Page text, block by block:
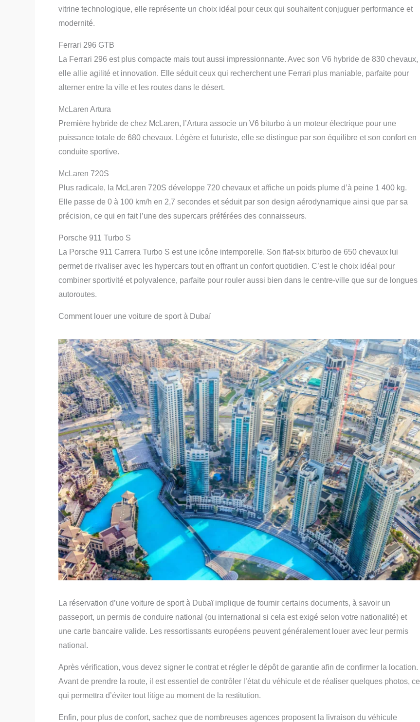
vitrine technologique, elle représente un choix idéal pour ceux qui souhaitent conjuguer performance et
modernité.
Ferrari 296 GTB
La Ferrari 296 est plus compacte mais tout aussi impressionnante. Avec son V6 hybride de 830 chevaux,
elle allie agilité et innovation. Elle séduit ceux qui recherchent une Ferrari plus maniable, parfaite pour
alterner entre la ville et les routes dans le désert.
McLaren Artura
Première hybride de chez McLaren, l’Artura associe un V6 biturbo à un moteur électrique pour une
puissance totale de 680 chevaux. Légère et futuriste, elle se distingue par son équilibre et son confort en
conduite sportive.
McLaren 720S
Plus radicale, la McLaren 720S développe 720 chevaux et affiche un poids plume d’à peine 1 400 kg.
Elle passe de 0 à 100 km/h en 2,7 secondes et séduit par son design aérodynamique ainsi que par sa
précision, ce qui en fait l’une des supercars préférées des connaisseurs.
Porsche 911 Turbo S
La Porsche 911 Carrera Turbo S est une icône intemporelle. Son flat-six biturbo de 650 chevaux lui
permet de rivaliser avec les hypercars tout en offrant un confort quotidien. C’est le choix idéal pour
combiner sportivité et polyvalence, parfaite pour rouler aussi bien dans le centre-ville que sur de longues
autoroutes.
Comment louer une voiture de sport à Dubaï
La réservation d’une voiture de sport à Dubaï implique de fournir certains documents, à savoir un
passeport, un permis de conduire national (ou international si cela est exigé selon votre nationalité) et
une carte bancaire valide. Les ressortissants européens peuvent généralement louer avec leur permis
national.
Après vérification, vous devez signer le contrat et régler le dépôt de garantie afin de confirmer la location.
Avant de prendre la route, il est essentiel de contrôler l’état du véhicule et de réaliser quelques photos, ce
qui permettra d’éviter tout litige au moment de la restitution.
Enfin, pour plus de confort, sachez que de nombreuses agences proposent la livraison du véhicule